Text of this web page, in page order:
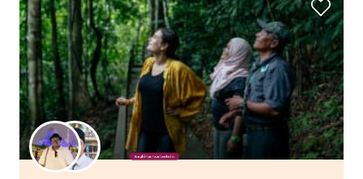
Scegli il tuo local preferito